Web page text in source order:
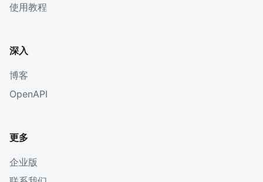
使用教程
深入
博客
OpenAPI
更多
企业版